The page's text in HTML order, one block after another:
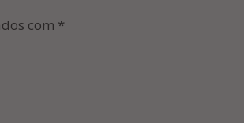
com *